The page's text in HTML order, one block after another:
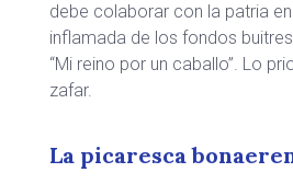
debe colaborar con la patria
inflamada de los fondos
“Mi reino por un caballo”. Lo
zafar.
La picaresca